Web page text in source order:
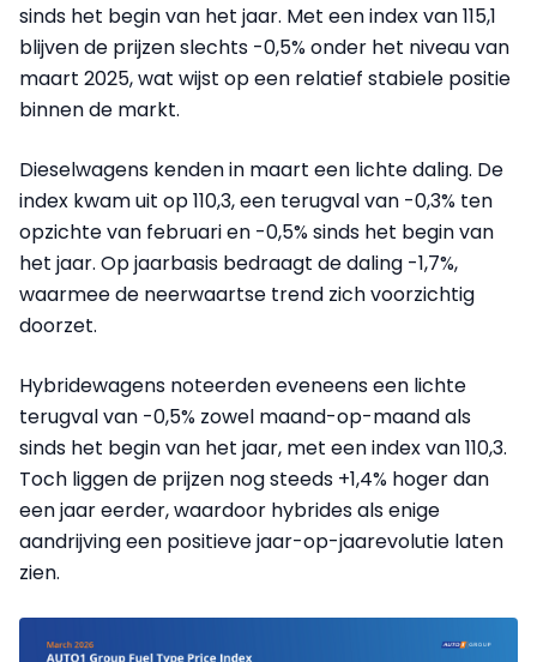
sinds het begin van het jaar. Met een index van 115,1
blijven de prijzen slechts -0,5% onder het niveau van
maart 2025, wat wijst op een relatief stabiele positie
binnen de markt.
Dieselwagens kenden in maart een lichte daling. De
index kwam uit op 110,3, een terugval van -0,3% ten
opzichte van februari en -0,5% sinds het begin van
het jaar. Op jaarbasis bedraagt de daling -1,7%,
waarmee de neerwaartse trend zich voorzichtig
doorzet.
Hybridewagens noteerden eveneens een lichte
terugval van -0,5% zowel maand-op-maand als
sinds het begin van het jaar, met een index van 110,3.
Toch liggen de prijzen nog steeds +1,4% hoger dan
een jaar eerder, waardoor hybrides als enige
aandrijving een positieve jaar-op-jaarevolutie laten
zien.